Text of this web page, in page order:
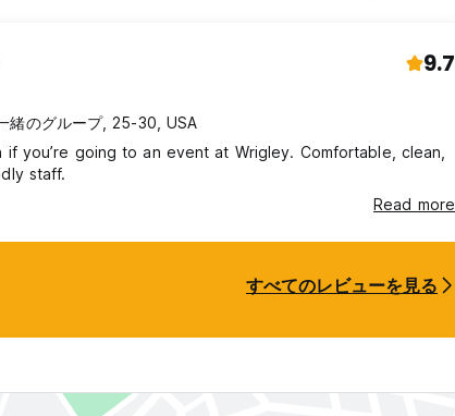
9.7
緒のグループ, 25-30, USA
if you’re going to an event at Wrigley. Comfortable, clean,
staff.
Read more
すべてのレビューを見る